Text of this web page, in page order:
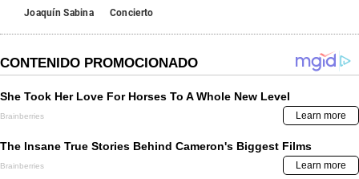
Joaquín Sabina Concierto